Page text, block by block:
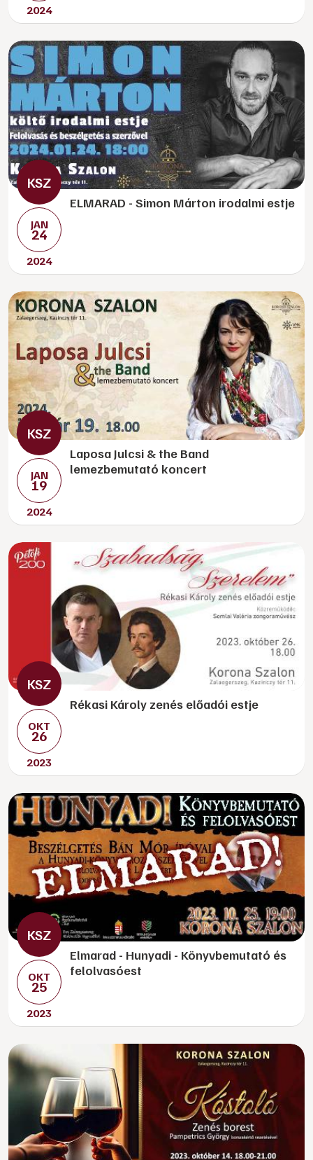
2024
JAN
24
2024
ELMARAD - Simon Márton irodalmi estje
JAN
19
2024
Laposa Julcsi & the Band
lemezbemutató koncert
OKT
26
2023
Rékasi Károly zenés előadói estje
OKT
25
2023
Elmarad - Hunyadi - Könyvbemutató és
felolvasóest